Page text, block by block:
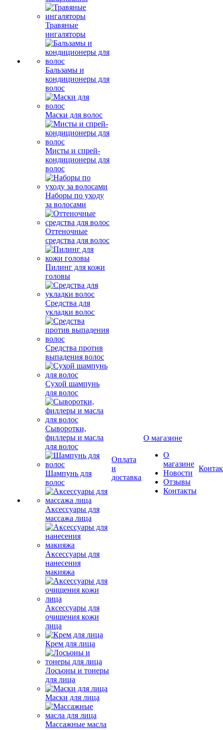
Травяные
ингаляторы
Бальзамы и
кондиционеры для
волос
Маски для волос
Мисты и спрей-
кондиционеры для
волос
Наборы по уходу
за волосами
Оттеночные
средства для волос
Пилинг для кожи
головы
Средства для
укладки волос
Средства против
выпадения волос
Сухой шампунь
для волос
Сыворотки,
филлеры и масла
для волос
Шампунь для
волос
Аксессуары для
массажа лица
Аксессуары для
нанесения
макияжа
Аксессуары для
очищения кожи
лица
Крем для лица
Лосьоны и тонеры
для лица
Маски для лица
Массажные масла
Оплата
и
доставка
О магазине
О
магазине
Новости
Отзывы
Контакты